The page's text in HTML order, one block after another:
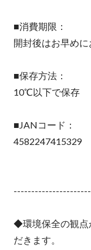
■消費期限：
開封後はお早め
■保存方法：
10℃以下で保存
■JANコード：
4582247415329
◆環境保全の観点
だきます。